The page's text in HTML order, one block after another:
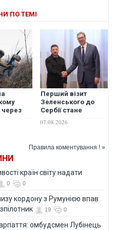
ПО ТЕМІ
через
Перший візит
Зеленського до
Сербії стане
росіянам" — ЗМІ
07.08.2026
Правила коментування ! »
країн світу надати
0 0
кордону з Румунією впав
19 0
омбудсмен Лубінець